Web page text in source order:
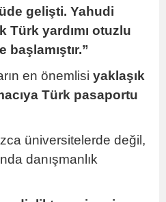
gelişti. Yahudi
Türk yardımı otuzlu
başlamıştır.”
en önemlisi yaklaşık
Türk pasaportu
üniversitelerde değil,
danışmanlık